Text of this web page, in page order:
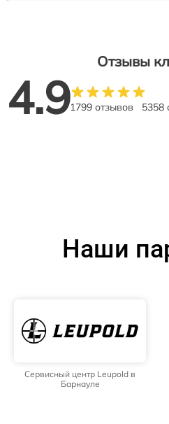
Отзывы
4.91799 отзывов 5358
Наши
Сервисный центр Leupold в
Барнауле